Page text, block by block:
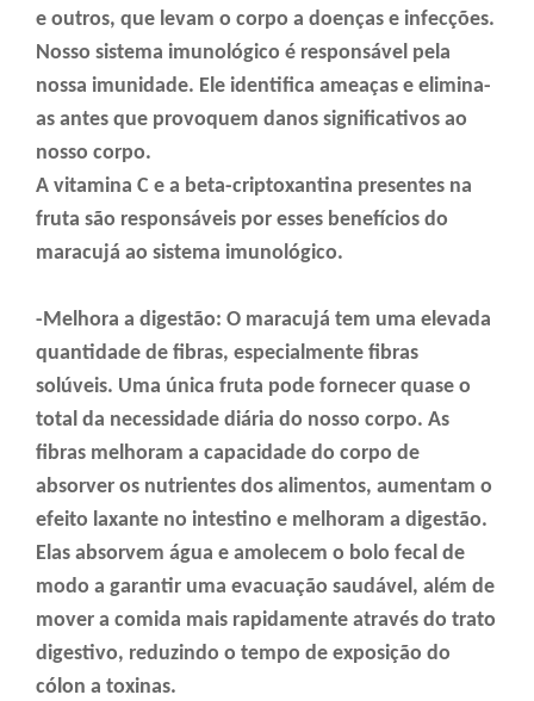
e outros, que levam o corpo a doenças e infecções.
Nosso sistema imunológico é responsável pela
nossa imunidade. Ele identifica ameaças e elimina-
as antes que provoquem danos significativos ao
nosso corpo.
A vitamina C e a beta-criptoxantina presentes na
fruta são responsáveis por esses benefícios do
maracujá ao sistema imunológico.
-Melhora a digestão: O maracujá tem uma elevada
quantidade de fibras, especialmente fibras
solúveis. Uma única fruta pode fornecer quase o
total da necessidade diária do nosso corpo. As
fibras melhoram a capacidade do corpo de
absorver os nutrientes dos alimentos, aumentam o
efeito laxante no intestino e melhoram a digestão.
Elas absorvem água e amolecem o bolo fecal de
modo a garantir uma evacuação saudável, além de
mover a comida mais rapidamente através do trato
digestivo, reduzindo o tempo de exposição do
cólon a toxinas.